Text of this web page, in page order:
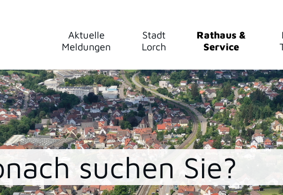
Aktuelle
Meldungen
Stadt
Lorch
Rathaus &
Service